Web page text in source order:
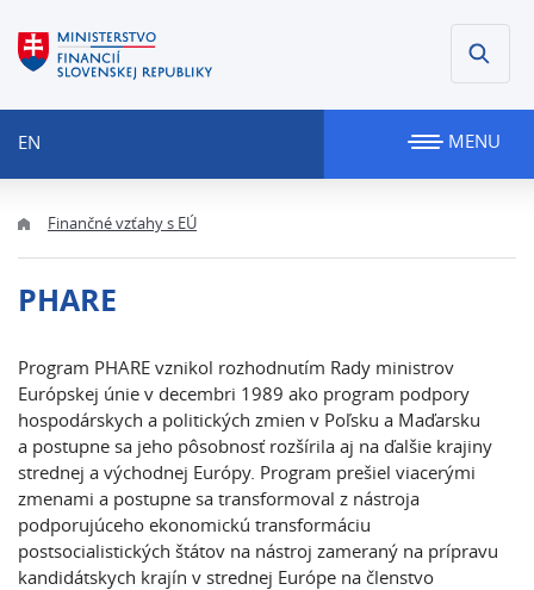
EN MENU
Finančné vzťahy s EÚ
PHARE
Program PHARE vznikol rozhodnutím Rady ministrov
Európskej únie v decembri 1989 ako program podpory
hospodárskych a politických zmien v Poľsku a Maďarsku
a postupne sa jeho pôsobnosť rozšírila aj na ďalšie krajiny
strednej a východnej Európy. Program prešiel viacerými
zmenami a postupne sa transformoval z nástroja
podporujúceho ekonomickú transformáciu
postsocialistických štátov na nástroj zameraný na prípravu
kandidátskych krajín v strednej Európe na členstvo